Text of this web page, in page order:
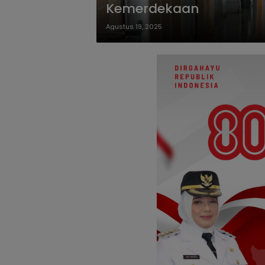
Kemerdekaan
Agustus 19, 2025